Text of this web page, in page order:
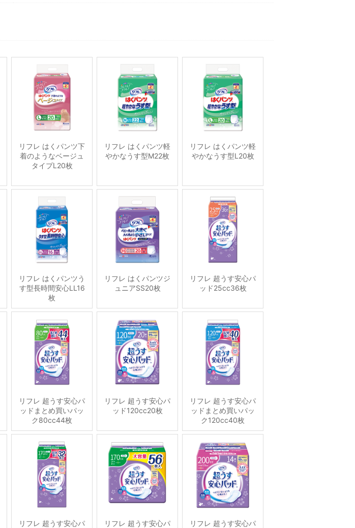
リフレ はくパンツ下
着のようなベージュ
タイプL20枚
リフレ はくパンツ軽
やかなうす型M22枚
リフレ はくパンツ軽
やかなうす型L20枚
リフレ はくパンツう
す型長時間安心LL16
枚
リフレ はくパンツジ
ュニアSS20枚
リフレ 超うす安心パ
ッド25cc36枚
リフレ 超うす安心パ
ッドまとめ買いパッ
ク80cc44枚
リフレ 超うす安心パ
ッド120cc20枚
リフレ 超うす安心パ
ッドまとめ買いパッ
ク120cc40枚
リフレ 超うす安心パ
リフレ 超うす安心パ
リフレ 超うす安心パ